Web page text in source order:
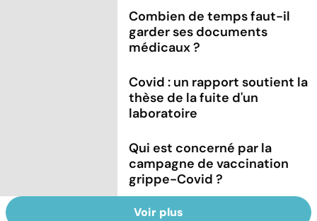
Combien de temps faut-il
garder ses documents
médicaux ?
Covid : un rapport soutient la
thèse de la fuite d'un
laboratoire
Qui est concerné par la
campagne de vaccination
grippe-Covid ?
Voir plus